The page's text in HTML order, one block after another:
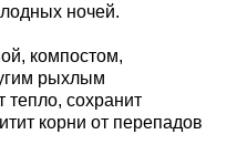
ночей.
компостом,
рыхлым
тепло, сохранит
корни от перепадов